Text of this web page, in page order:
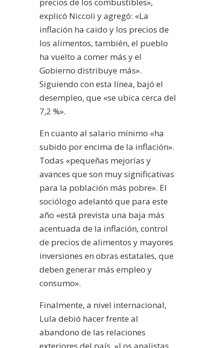
explicó Niccoli y agregó: «La
inflación ha caido y los precios de
los alimentos, también, el pueblo
ha vuelto a comer más y el
Gobierno distribuye más».
Siguiendo con esta línea, bajó el
desempleo, que «se ubica cerca del
7,2 %».
En cuanto al salario mínimo «ha
subido por encima de la inflación».
Todas «pequeñas mejorías y
avances que son muy significativas
para la población más pobre». El
sociólogo adelantó que para este
año «está prevista una baja más
acentuada de la inflación, control
de precios de alimentos y mayores
inversiones en obras estatales, que
deben generar más empleo y
consumo».
Finalmente, a nivel internacional,
Lula debió hacer frente al
abandono de las relaciones
exteriores del país. «Los analistas